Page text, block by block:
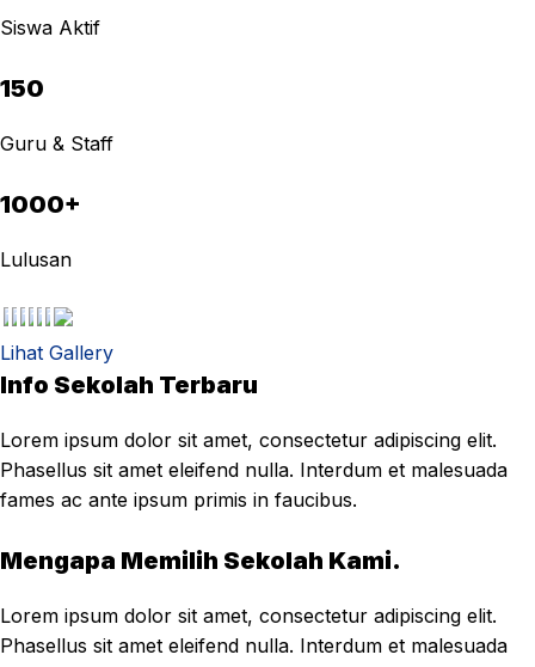
Siswa Aktif
150
Guru & Staff
1000+
Lulusan
Lihat Gallery
Info Sekolah Terbaru
Lorem ipsum dolor sit amet, consectetur adipiscing elit.
Phasellus sit amet eleifend nulla. Interdum et malesuada
fames ac ante ipsum primis in faucibus.
Mengapa Memilih Sekolah Kami.
Lorem ipsum dolor sit amet, consectetur adipiscing elit.
Phasellus sit amet eleifend nulla. Interdum et malesuada